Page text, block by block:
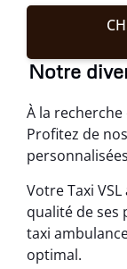
Notre
À la recherche
Profitez de
Votre Taxi
qualité de ses
taxi
optimal.